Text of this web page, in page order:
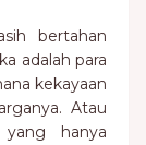
bertahan
adalah para
kekayaan
Atau
hanya